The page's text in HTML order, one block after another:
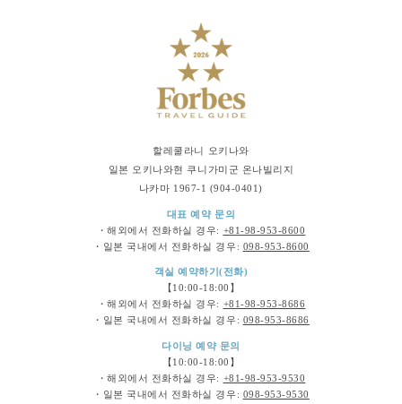
할레쿨라니 오키나와
일본 오키나와현 쿠니가미군 온나빌리지
나카마 1967-1 (904-0401)
대표 예약 문의
・해외에서 전화하실 경우: +81-98-953-8600
・일본 국내에서 전화하실 경우: 098-953-8600
객실 예약하기(전화)
【10:00-18:00】
・해외에서 전화하실 경우: +81-98-953-8686
・일본 국내에서 전화하실 경우: 098-953-8686
다이닝 예약 문의
【10:00-18:00】
・해외에서 전화하실 경우: +81-98-953-9530
・일본 국내에서 전화하실 경우: 098-953-9530